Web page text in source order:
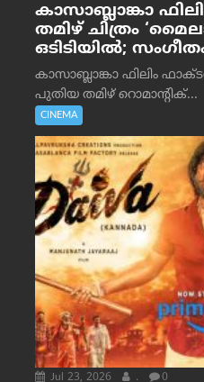
കാസാബ്ലാങ്കാ
തമിഴ് ചിത്രം
ഒടിടിയിൽ;
കാസാബ്ലാങ്കാ ഫിലിം
പുതിയ തമിഴ് റൊമാന്റിക്...
CINEMA
Jul 23, 2026 . 0